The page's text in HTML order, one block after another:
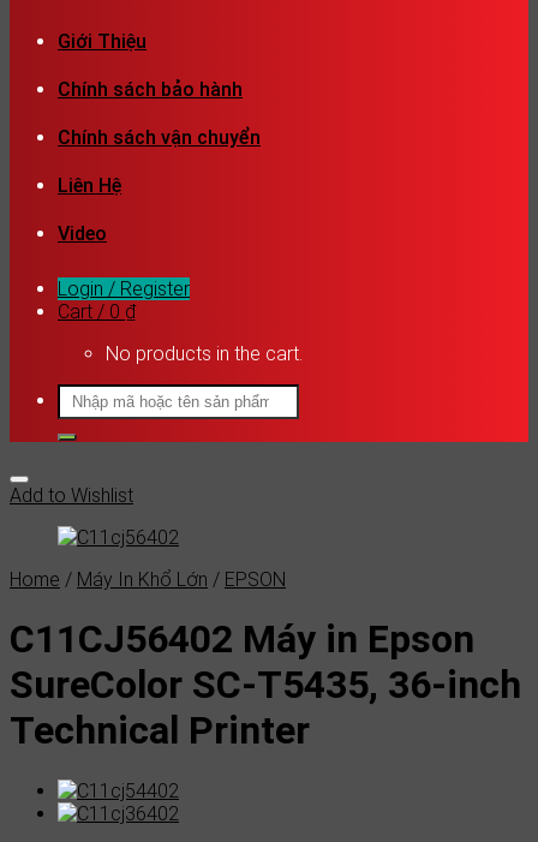
Giới Thiệu
Chính sách bảo hành
Chính sách vận chuyển
Liên Hệ
Video
Login / Register
Cart / 0 ₫
No products in the cart.
Search
for:
Add to Wishlist
Home / Máy In Khổ Lớn / EPSON
C11CJ56402 Máy in Epson
SureColor SC-T5435, 36-inch
Technical Printer